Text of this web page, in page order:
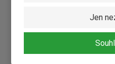
Jen
Maloobchodní